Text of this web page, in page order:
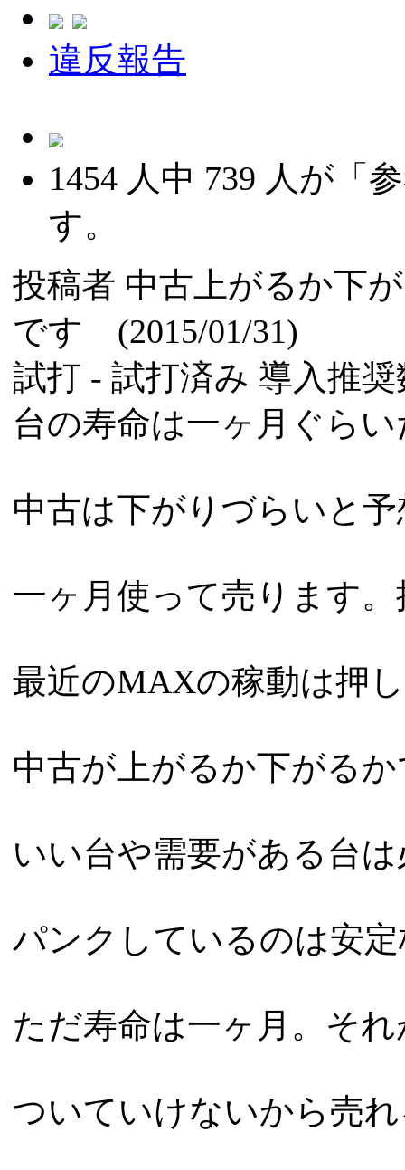
違反報告
1454 人中 739 人が「
す。
投稿者 中古上がるか下
です (2015/01/31)
試打 - 試打済み 導入推
台の寿命は一ヶ月ぐら
中古は下がりづらいと予
一ヶ月使って売ります
最近のMAXの稼動は押
中古が上がるか下がる
いい台や需要がある台
パンクしているのは安
ただ寿命は一ヶ月。そ
ついていけないから売